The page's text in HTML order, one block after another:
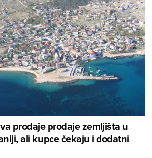
prodaje prodaje zemljišta u
ali kupce čekaju i dodatni